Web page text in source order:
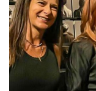
ARTE Y CULTURA